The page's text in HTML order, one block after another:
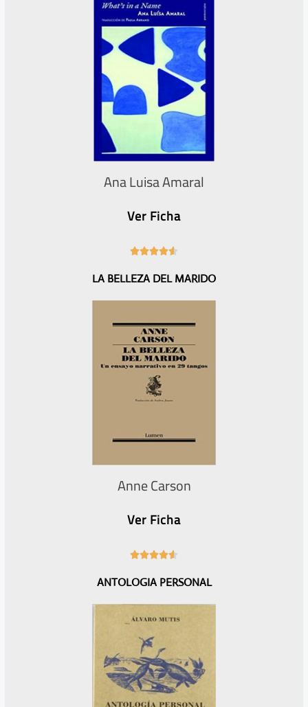
Ana Luisa Amaral
Ver Ficha

6
LA BELLEZA DEL MARIDO
Anne Carson
Ver Ficha

6
5
ANTOLOGIA PERSONAL